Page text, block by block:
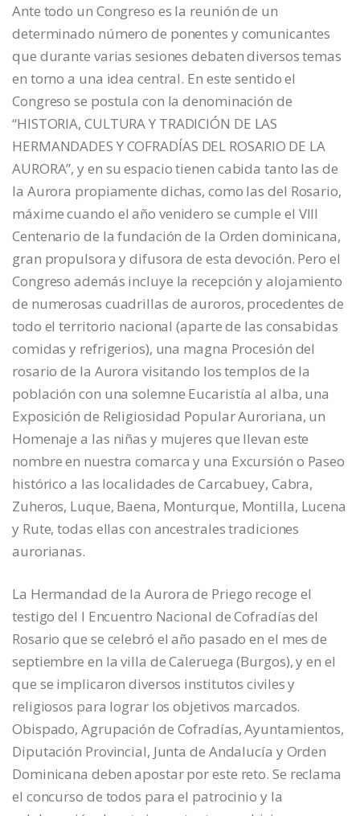
Ante todo un Congreso es la reunión de un
determinado número de ponentes y comunicantes
que durante varias sesiones debaten diversos temas
en torno a una idea central. En este sentido el
Congreso se postula con la denominación de
“HISTORIA, CULTURA Y TRADICIÓN DE LAS
HERMANDADES Y COFRADÍAS DEL ROSARIO DE LA
AURORA”, y en su espacio tienen cabida tanto las de
la Aurora propiamente dichas, como las del Rosario,
máxime cuando el año venidero se cumple el VIII
Centenario de la fundación de la Orden dominicana,
gran propulsora y difusora de esta devoción. Pero el
Congreso además incluye la recepción y alojamiento
de numerosas cuadrillas de auroros, procedentes de
todo el territorio nacional (aparte de las consabidas
comidas y refrigerios), una magna Procesión del
rosario de la Aurora visitando los templos de la
población con una solemne Eucaristía al alba, una
Exposición de Religiosidad Popular Auroriana, un
Homenaje a las niñas y mujeres que llevan este
nombre en nuestra comarca y una Excursión o Paseo
histórico a las localidades de Carcabuey, Cabra,
Zuheros, Luque, Baena, Monturque, Montilla, Lucena
y Rute, todas ellas con ancestrales tradiciones
aurorianas.
La Hermandad de la Aurora de Priego recoge el
testigo del I Encuentro Nacional de Cofradías del
Rosario que se celebró el año pasado en el mes de
septiembre en la villa de Caleruega (Burgos), y en el
que se implicaron diversos institutos civiles y
religiosos para lograr los objetivos marcados.
Obispado, Agrupación de Cofradías, Ayuntamientos,
Diputación Provincial, Junta de Andalucía y Orden
Dominicana deben apostar por este reto. Se reclama
el concurso de todos para el patrocinio y la